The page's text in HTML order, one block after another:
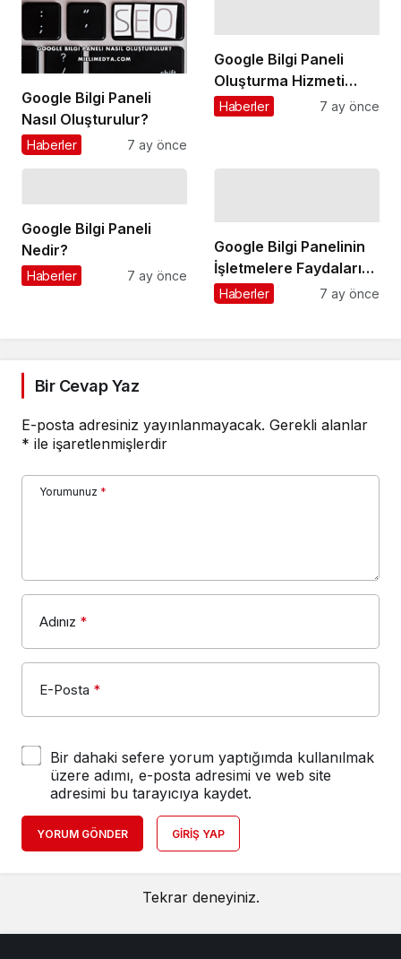
Google Bilgi Paneli
Nasıl Oluşturulur?
Haberler 7 ay önce
Google Bilgi Paneli
Oluşturma Hizmeti
Almadan Önce Dikkat
Haberler 7 ay önce
Google Bilgi Paneli
Nedir?
Haberler 7 ay önce
Google Bilgi Panelinin
İşletmelere Faydaları
Nelerdir?
Haberler 7 ay önce
Bir Cevap Yaz
E-posta adresiniz yayınlanmayacak. Gerekli alanlar
* ile işaretlenmişlerdir
Yorumunuz *
Adınız *
E-Posta *
Bir dahaki sefere yorum yaptığımda kullanılmak
üzere adımı, e-posta adresimi ve web site
adresimi bu tarayıcıya kaydet.
YORUM GÖNDER GIRIŞ YAP
Tekrar deneyiniz.